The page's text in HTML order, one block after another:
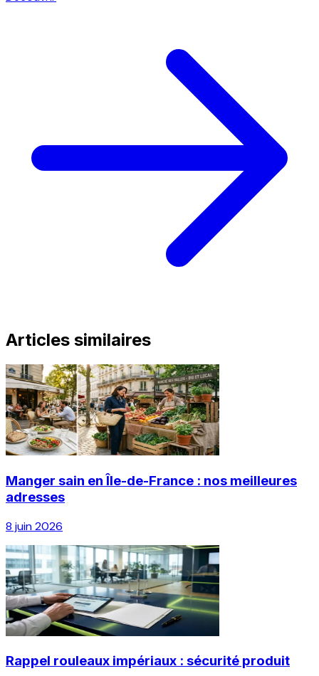
Articles similaires
Manger sain en Île-de-France : nos meilleures
adresses
8 juin 2026
Rappel rouleaux impériaux : sécurité produit